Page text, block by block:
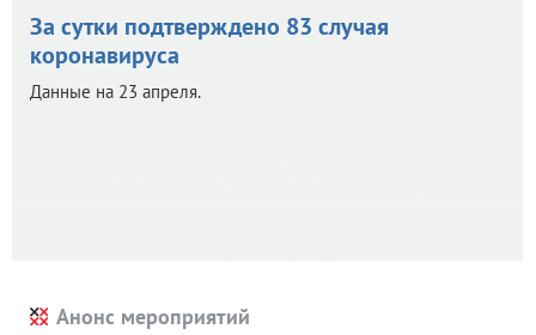
За сутки подтверждено 83 случая
коронавируса
Данные на 23 апреля.
Анонс мероприятий